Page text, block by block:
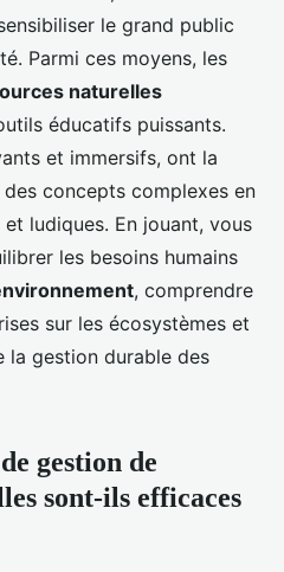
le grand public
Parmi ces moyens, les
naturelles
éducatifs puissants.
et immersifs, ont la
concepts complexes en
ludiques. En jouant, vous
les besoins humains
, comprendre
sur les écosystèmes et
la gestion durable des
gestion de
sont-ils efficaces